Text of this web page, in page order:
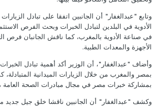
وتابع "عبدالغفار" أن الجانبين اتفقا على تبادل
الأدوية في البلدين لتبادل الخبرات وبحث الفرص
في صناعة الأدوية بالمغرب، كما ناقش الجانبان فرص
الأجهزة والمعدات الطبية.
وأضاف "عبدالغفار"، أن الوزير أكد أهمية تبادل
بمصر والمغرب من خلال الزيارات الميدانية المتبادلة،
بمشاركة خبرات مصر في مجال مبادرات الصحة العامة
وكشف "عبدالغفار" أن الجانبين ناقشا خلق جيل جديد من